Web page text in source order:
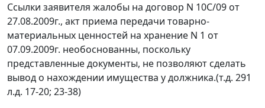
Ссылки заявителя жалобы на договор N 10С/09 от
27.08.2009г., акт приема передачи товарно-
материальных ценностей на хранение N 1 от
07.09.2009г. необоснованны, поскольку
представленные документы, не позволяют сделать
вывод о нахождении имущества у должника.(т.д. 291
л.д. 17-20; 23-38)